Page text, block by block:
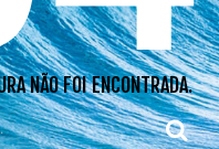
NÃO FOI ENCONTRADA.